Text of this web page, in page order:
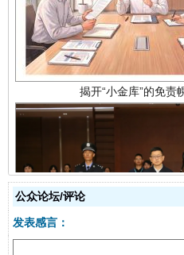
受贿1.44亿！段成刚被
公众论坛/评论
发表感言：